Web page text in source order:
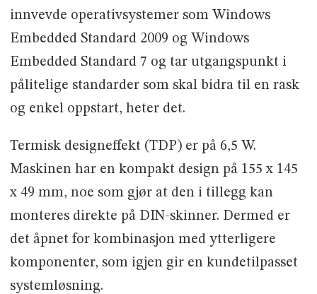
innvevde operativsystemer som Windows
Embedded Standard 2009 og Windows
Embedded Standard 7 og tar utgangspunkt i
pålitelige standarder som skal bidra til en rask
og enkel oppstart, heter det.
Termisk designeffekt (TDP) er på 6,5 W.
Maskinen har en kompakt design på 155 x 145
x 49 mm, noe som gjør at den i tillegg kan
monteres direkte på DIN-skinner. Dermed er
det åpnet for kombinasjon med ytterligere
komponenter, som igjen gir en kundetilpasset
systemløsning.